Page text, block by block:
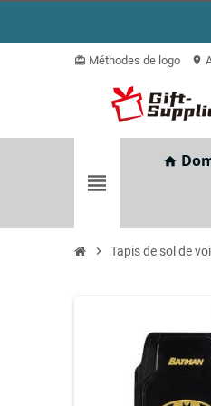
card_giftcard Méthodes de logo location_on
view_headline
home
chevron_right Tapis de sol de